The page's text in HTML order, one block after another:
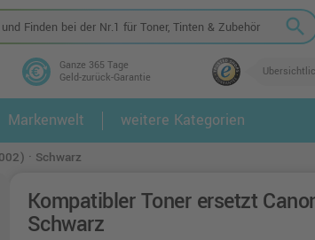
search
Ganze 365 Tage
Geld-zurück-Garantie
2.
Markenwelt weitere Kategorien
· Schwarz
Kompatibler Toner ersetzt
Schwarz